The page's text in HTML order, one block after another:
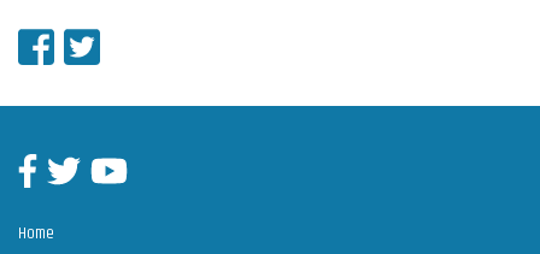
Condividi su Facebook
Condividi su Twitter
Facebook
Twitter Youtube
Home